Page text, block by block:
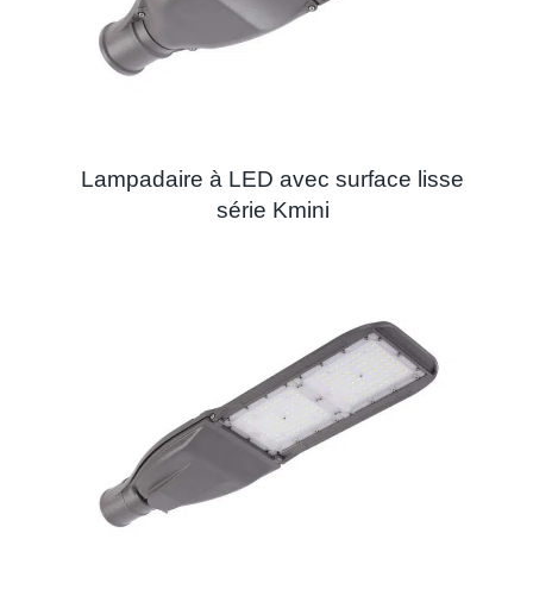
Lampadaire à LED avec surface lisse
série Kmini